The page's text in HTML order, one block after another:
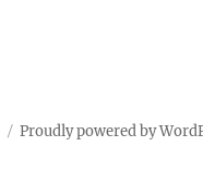
Proudly powered by